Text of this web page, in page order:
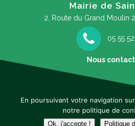
Mairie de
2, Route du Grand Moulin
05 55
Nous
Mentions
En poursuivant votre navigation
notre politique de
Ok, j'accepte ! Politique